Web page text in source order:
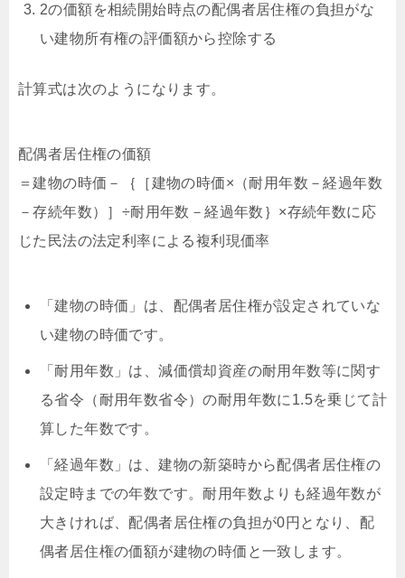
2の価額を相続開始時点の配偶者居住権の負担がな
い建物所有権の評価額から控除する
計算式は次のようになります。
配偶者居住権の価額
＝建物の時価－｛［建物の時価×（耐用年数－経過年数
－存続年数）］÷耐用年数－経過年数｝×存続年数に応
じた民法の法定利率による複利現価率
「建物の時価」は、配偶者居住権が設定されていな
い建物の時価です。
「耐用年数」は、減価償却資産の耐用年数等に関す
る省令（耐用年数省令）の耐用年数に1.5を乗じて計
算した年数です。
「経過年数」は、建物の新築時から配偶者居住権の
設定時までの年数です。耐用年数よりも経過年数が
大きければ、配偶者居住権の負担が0円となり、配
偶者居住権の価額が建物の時価と一致します。